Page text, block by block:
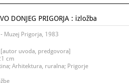
DONJEG PRIGORJA : izložba
Muzej Prigorja, 1983
uvoda, predgovora]
cm
Arhitektura, ruralna; Prigorje